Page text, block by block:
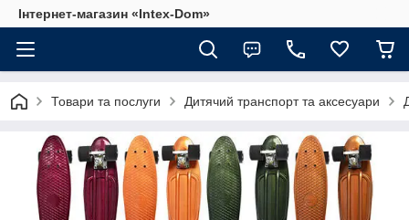
Інтернет-магазин «Intex-Dom»
Товари та послуги Дитячий транспорт та аксесуари